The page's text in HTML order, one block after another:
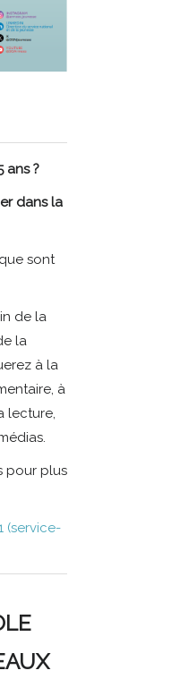
ans ?
dans la
sont
de la
la
à la
à
lecture,
pour plus
(service-